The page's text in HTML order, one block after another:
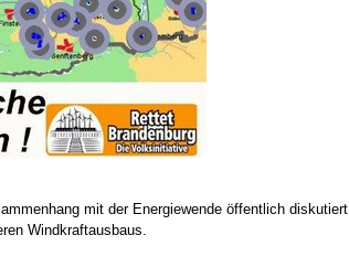
mit der Energiewende öffentlich diskutiert
Windkraftausbaus.